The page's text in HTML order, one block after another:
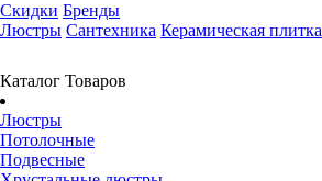
Скидки Бренды
Люстры Сантехника Керамическая плитка
Каталог Товаров
Люстры
Потолочные
Подвесные